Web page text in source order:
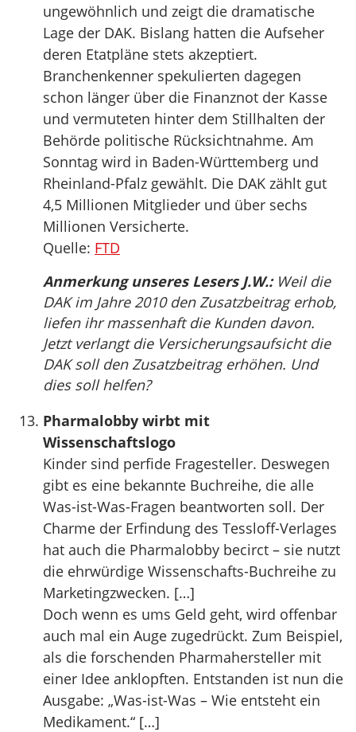
ungewöhnlich und zeigt die dramatische
Lage der DAK. Bislang hatten die Aufseher
deren Etatpläne stets akzeptiert.
Branchenkenner spekulierten dagegen
schon länger über die Finanznot der Kasse
und vermuteten hinter dem Stillhalten der
Behörde politische Rücksichtnahme. Am
Sonntag wird in Baden-Württemberg und
Rheinland-Pfalz gewählt. Die DAK zählt gut
4,5 Millionen Mitglieder und über sechs
Millionen Versicherte.
Quelle: FTD
Anmerkung unseres Lesers J.W.:Weil die
DAK im Jahre 2010 den Zusatzbeitrag erhob,
liefen ihr massenhaft die Kunden davon.
Jetzt verlangt die Versicherungsaufsicht die
DAK soll den Zusatzbeitrag erhöhen. Und
dies soll helfen?
Pharmalobby wirbt mit
Wissenschaftslogo
Kinder sind perfide Fragesteller. Deswegen
gibt es eine bekannte Buchreihe, die alle
Was-ist-Was-Fragen beantworten soll. Der
Charme der Erfindung des Tessloff-Verlages
hat auch die Pharmalobby becirct – sie nutzt
die ehrwürdige Wissenschafts-Buchreihe zu
Marketingzwecken. […]
Doch wenn es ums Geld geht, wird offenbar
auch mal ein Auge zugedrückt. Zum Beispiel,
als die forschenden Pharmahersteller mit
einer Idee anklopften. Entstanden ist nun die
Ausgabe: „Was-ist-Was – Wie entsteht ein
Medikament.“ […]